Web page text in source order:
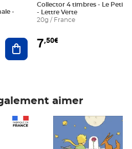
Ajouter au panier
Collector 4 timbres - Le Petit
- Lettre Verte
20g / France
7,50€
aimer
Prix 7,50€